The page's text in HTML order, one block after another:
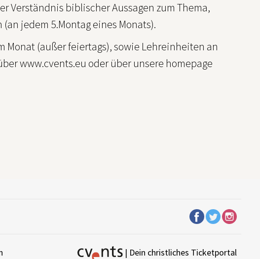
Verständnis biblischer Aussagen zum Thema,
jedem 5.Montag eines Monats).
Monat (außer feiertags), sowie Lehreinheiten an
www.cvents.eu oder über unsere homepage
| Dein christliches Ticketportal